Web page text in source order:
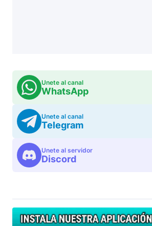
Unete al canal
WhatsApp
Unete al canal
Telegram
Unete al servidor
Discord